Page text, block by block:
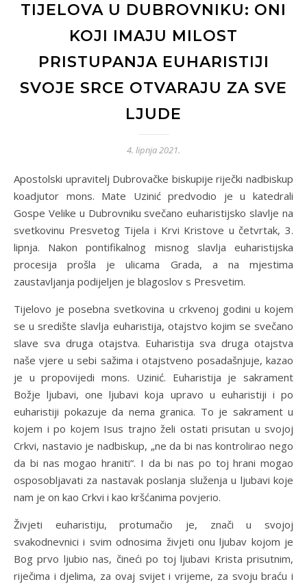
TIJELOVA U DUBROVNIKU: ONI
KOJI IMAJU MILOST
PRISTUPANJA EUHARISTIJI
SVOJE SRCE OTVARAJU ZA SVE
LJUDE
4. lipnja 2021.
Apostolski upravitelj Dubrovačke biskupije riječki nadbiskup
koadjutor mons. Mate Uzinić predvodio je u katedrali
Gospe Velike u Dubrovniku svečano euharistijsko slavlje na
svetkovinu Presvetog Tijela i Krvi Kristove u četvrtak, 3.
lipnja. Nakon pontifikalnog misnog slavlja euharistijska
procesija prošla je ulicama Grada, a na mjestima
zaustavljanja podijeljen je blagoslov s Presvetim.
Tijelovo je posebna svetkovina u crkvenoj godini u kojem
se u središte slavlja euharistija, otajstvo kojim se svečano
slave sva druga otajstva. Euharistija sva druga otajstva
naše vjere u sebi sažima i otajstveno posadašnjuje, kazao
je u propovijedi mons. Uzinić. Euharistija je sakrament
Božje ljubavi, one ljubavi koja upravo u euharistiji i po
euharistiji pokazuje da nema granica. To je sakrament u
kojem i po kojem Isus trajno želi ostati prisutan u svojoj
Crkvi, nastavio je nadbiskup, „ne da bi nas kontrolirao nego
da bi nas mogao hraniti“. I da bi nas po toj hrani mogao
osposobljavati za nastavak poslanja služenja u ljubavi koje
nam je on kao Crkvi i kao kršćanima povjerio.
Živjeti euharistiju, protumačio je, znači u svojoj
svakodnevnici i svim odnosima živjeti onu ljubav kojom je
Bog prvo ljubio nas, čineći po toj ljubavi Krista prisutnim,
riječima i djelima, za ovaj svijet i vrijeme, za svoju braću i